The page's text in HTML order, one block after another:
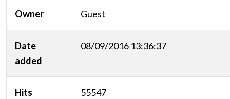
Owner Guest
Date
added
08/09/2016 13:36:37
Hits 55547